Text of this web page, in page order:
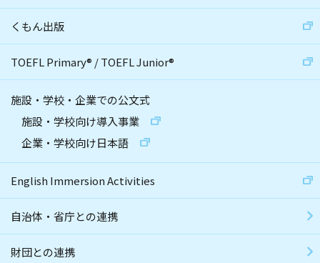
くもん出版
TOEFL Primary® /TOEFL Junior®
施設・学校・企業での公文式
施設・学校向け導入事業
企業・学校向け日本語
English Immersion Activities
自治体・省庁との連携
財団との連携